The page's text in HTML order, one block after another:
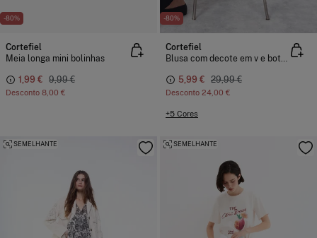
-80%
Cortefiel
Meia longa mini bolinhas
1,99 € 9,99 €
Desconto 8,00 €
-80%
Cortefiel
Blusa com decote em v e botões.
5,99 € 29,99 €
Desconto 24,00 €
+5 Cores
SEMELHANTE SEMELHANTE